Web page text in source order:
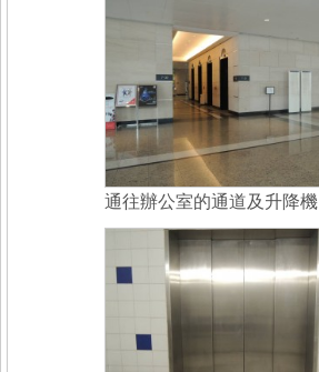
通往辦公室的通道及升降機